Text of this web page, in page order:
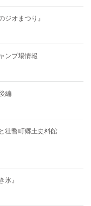
ジオまつり』
ンプ場情報
編
壮瞥町郷土史料館
氷』